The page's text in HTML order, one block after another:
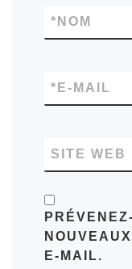
NOM
*
E-MAIL
*
SITE WEB
E-MAIL.